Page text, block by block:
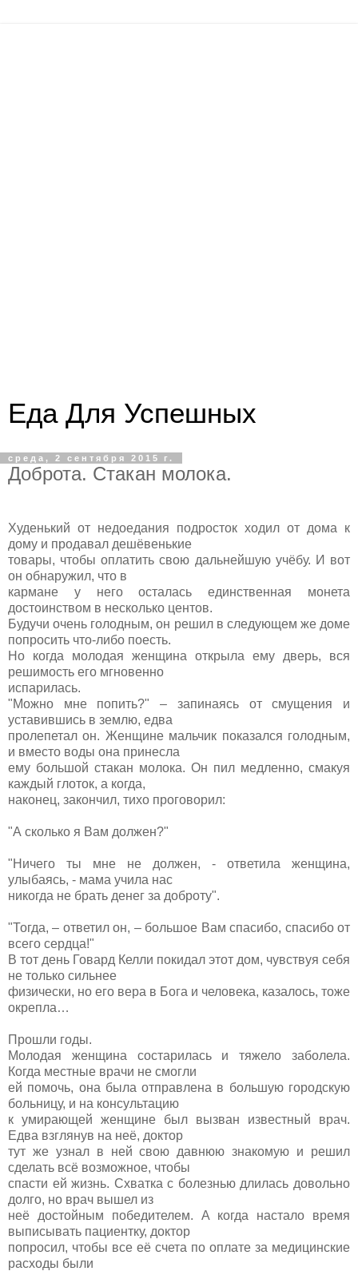
Еда Для Успешных
среда, 2 сентября 2015 г.
Доброта. Стакан молока.
Худенький от недоедания подросток ходил от дома к
дому и продавал дешёвенькие
товары, чтобы оплатить свою дальнейшую учёбу. И вот
он обнаружил, что в
кармане у него осталась единственная монета
достоинством в несколько центов.
Будучи очень голодным, он решил в следующем же доме
попросить что-либо поесть.
Но когда молодая женщина открыла ему дверь, вся
решимость его мгновенно
испарилась.
"Можно мне попить?" – запинаясь от смущения и
уставившись в землю, едва
пролепетал он. Женщине мальчик показался голодным,
и вместо воды она принесла
ему большой стакан молока. Он пил медленно, смакуя
каждый глоток, а когда,
наконец, закончил, тихо проговорил:
"А сколько я Вам должен?"
"Ничего ты мне не должен, - ответила женщина,
улыбаясь, - мама учила нас
никогда не брать денег за доброту".
"Тогда, – ответил он, – большое Вам спасибо, спасибо от
всего сердца!"
В тот день Говард Келли покидал этот дом, чувствуя себя
не только сильнее
физически, но его вера в Бога и человека, казалось, тоже
окрепла…
Прошли годы.
Молодая женщина состарилась и тяжело заболела.
Когда местные врачи не смогли
ей помочь, она была отправлена в большую городскую
больницу, и на консультацию
к умирающей женщине был вызван известный врач.
Едва взглянув на неё, доктор
тут же узнал в ней свою давнюю знакомую и решил
сделать всё возможное, чтобы
спасти ей жизнь. Схватка с болезнью длилась довольно
долго, но врач вышел из
неё достойным победителем. А когда настало время
выписывать пациентку, доктор
попросил, чтобы все её счета по оплате за медицинские
расходы были